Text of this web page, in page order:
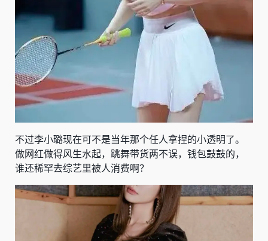
不过李小璐现在可不是当年那个任人拿捏的小透明了。
做网红做得风生水起，跳舞带货两不误，钱包鼓鼓的，
谁还稀罕去综艺里被人消费啊？